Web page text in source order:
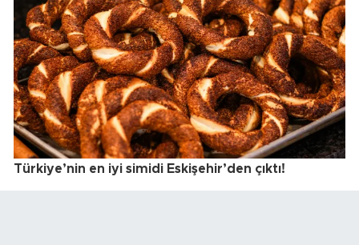
Türkiye’nin en iyi simidi Eskişehir’den çıktı!